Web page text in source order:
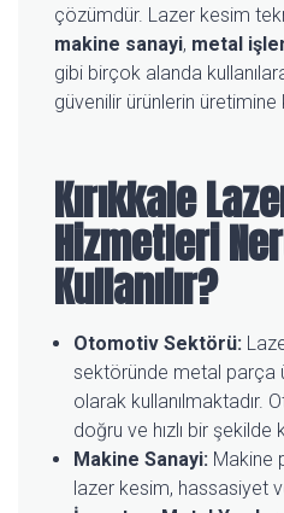
çözümdür. Lazer kesim
makine sanayi, metal
gibi birçok alanda
güvenilir ürünlerin üretimine
Kırıkkale
Hizmetleri
Kullanılır?
Otomotiv Sektörü:
sektöründe metal parça
olarak kullanılmaktadır.
doğru ve hızlı bir şekilde
Makine Sanayi: Makine
lazer kesim, hassasiyet